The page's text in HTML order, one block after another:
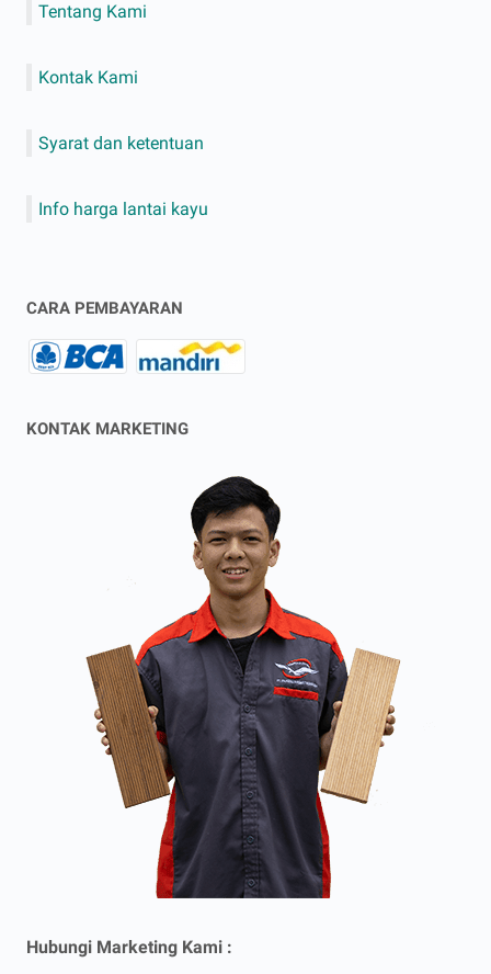
Tentang Kami
Kontak Kami
Syarat dan ketentuan
Info harga lantai kayu
CARA PEMBAYARAN
KONTAK MARKETING
Hubungi Marketing Kami :